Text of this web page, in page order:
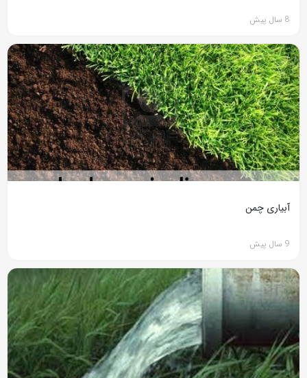
8 سال پیش
آبیاری چمن
9 سال پیش